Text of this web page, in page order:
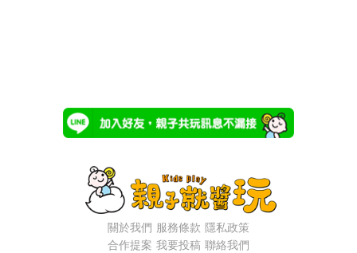
關於我們 服務條款 隱私政策
合作提案 我要投稿 聯絡我們